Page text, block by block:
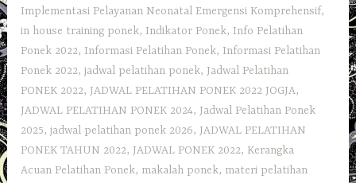
Implementasi Pelayanan Neonatal Emergensi Komprehensif,
in house training ponek, Indikator Ponek, Info Pelatihan
Ponek 2022, Informasi Pelatihan Ponek, Informasi Pelatihan
Ponek 2022,jadwal pelatihan ponek, Jadwal Pelatihan
PONEK 2022, JADWAL PELATIHAN PONEK 2022 JOGJA,
JADWAL PELATIHAN PONEK 2024, Jadwal Pelatihan Ponek
2025,jadwal pelatihan ponek 2026, JADWAL PELATIHAN
PONEK TAHUN 2022, JADWAL PONEK 2022, Kerangka
Acuan Pelatihan Ponek, makalah ponek, materi pelatihan